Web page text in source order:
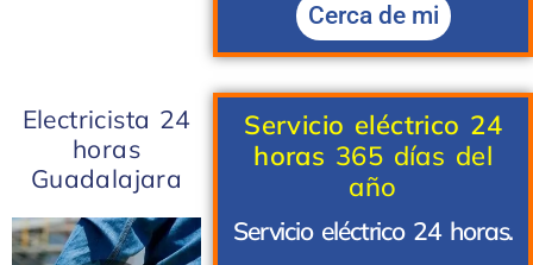
Cerca de mi
Electricista 24
horas
Guadalajara
Servicio eléctrico 24
horas 365 días del
año
Servicio eléctrico 24 horas.